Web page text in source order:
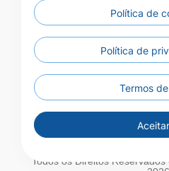
Todos os Direitos
Política de
Política de
Termos
Aceitar